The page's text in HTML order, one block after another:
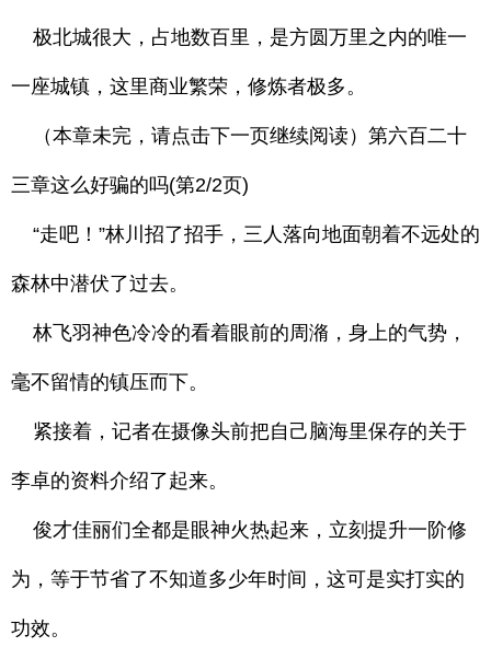
极北城很大，占地数百里，是方圆万里之内的唯一
一座城镇，这里商业繁荣，修炼者极多。
（本章未完，请点击下一页继续阅读）第六百二十
三章这么好骗的吗(第2/2页)
“走吧！”林川招了招手，三人落向地面朝着不远处的
森林中潜伏了过去。
林飞羽神色冷冷的看着眼前的周潃，身上的气势，
毫不留情的镇压而下。
紧接着，记者在摄像头前把自己脑海里保存的关于
李卓的资料介绍了起来。
俊才佳丽们全都是眼神火热起来，立刻提升一阶修
为，等于节省了不知道多少年时间，这可是实打实的
功效。